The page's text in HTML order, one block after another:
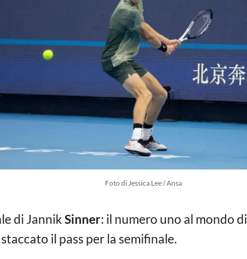
Foto di Jessica Lee / Ansa
di Jannik Sinner: il numero uno al mondo di
il pass per la semifinale.